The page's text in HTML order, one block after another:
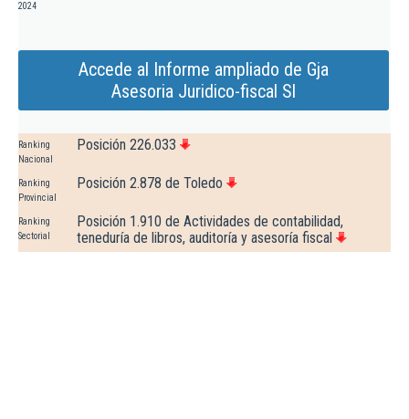
2024
Accede al Informe ampliado de Gja
Asesoria Juridico-fiscal Sl
Ranking
Nacional
Posición 226.033
Ranking
Provincial
Posición 2.878 de Toledo
Ranking
Sectorial
Posición 1.910 de Actividades de contabilidad,
teneduría de libros, auditoría y asesoría fiscal